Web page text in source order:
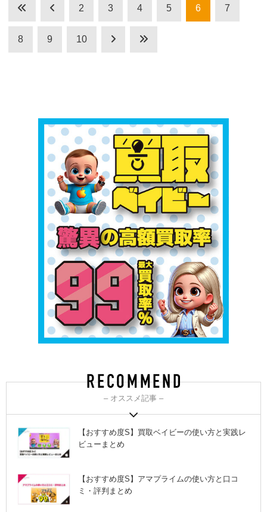
2 3 4 5 6 7
8 9 10
– オススメ記事 –
【おすすめ度S】買取ベイビーの使い方と実践レ
ビューまとめ
【おすすめ度S】アマプライムの使い方と口コ
ミ・評判まとめ